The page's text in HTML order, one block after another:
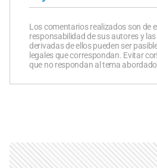
Los comentarios realizados son de
responsabilidad de sus autores y
derivadas de ellos pueden ser
legales que correspondan. Evitar
que no respondan al tema